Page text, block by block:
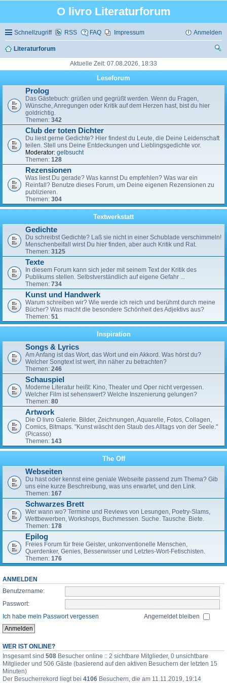
O livro Literaturforum
Schnellzugriff RSS FAQ Impressum Anmelden
Literaturforum
Aktuelle Zeit: 07.08.2026, 18:33
Leseforum
Prolog
Das Gästebuch: grüßen und gegrüßt werden. Wenn du Fragen,
Wünsche, Anregungen oder Kritik auf dem Herzen hast, bist du hier
goldrichtig.
Themen: 342
Club der toten Dichter
Du liest gerne Gedichte? Hier findest du Leute, die Deine Leidenschaft
teilen. Stell uns Deine Entdeckungen und Lieblingsgedichte vor.
Moderator: gelbsucht
Themen: 128
Rezensionen
Was liest Du gerade? Was kannst Du empfehlen? Was war ein
Reinfall? Benutze dieses Forum, um Deine eigenen Rezensionen zu
publizieren.
Themen: 304
Textwerkstatt
Gedichte
Du schreibst Gedichte? Laß sie nicht in einer Schublade verschimmeln!
Menschenbeifall wirst Du hier finden, aber auch Kritik und Rat.
Themen: 3125
Texte
In diesem Forum kann sich jeder mit seinem Text der Kritik des
Publikums stellen. Selbstverständlich auf eigene Gefahr ...
Themen: 734
Kunst und Handwerk
Warum schreiben wir? Wie werde ich reich und berühmt durch meine
Bücher? Was macht die besondere Schönheit des Adjektivs aus?
Themen: 51
Inspiration
Songs & Lyrics
Am Anfang ist das Wort, das Wort und ein Akkord. Was hörst du?
Welcher Songtext ist wert, ihn näher zu betrachten?
Themen: 246
Schauspiel
Moderne Literatur heißt: Kino, Theater und Oper nicht vergessen.
Welcher Film ist sehenswert? Welche Inszenierung gelungen?
Themen: 80
Artwork
Die O livro Galerie. Bilder, Zeichnungen, Aquarelle, Fotos, Collagen,
Comics, Bitmaps. "Kunst wäscht den Staub des Alltags von der Seele."
(Picasso)
Themen: 143
The Off
Webseiten
Du hast oder kennst eine geniale Webseite passend zum Thema? Gib
uns eine kurze Beschreibung, was uns erwartet, und den Link.
Themen: 167
Schwarzes Brett
Wer wann wo? Termine und Reviews von Lesungen, Poetry-Slams,
Wettbewerben, Workshops, Buchmessen. Suche. Tausche. Biete.
Themen: 178
Epilog
Freies Forum für freie Geister, unkonventionelle Menschen,
Querdenker, Genies, Besserwisser und Letztes-Wort-Fetischisten.
Themen: 176
ANMELDEN
Benutzername:
Passwort:
Ich habe mein Passwort vergessen
Angemeldet bleiben
WER IST ONLINE?
Insgesamt sind 508 Besucher online :: 2 sichtbare Mitglieder, 0 unsichtbare
Mitglieder und 506 Gäste (basierend auf den aktiven Besuchern der letzten 15
Minuten)
Der Besucherrekord liegt bei 4106 Besuchern, die am 11.11.2019, 19:14